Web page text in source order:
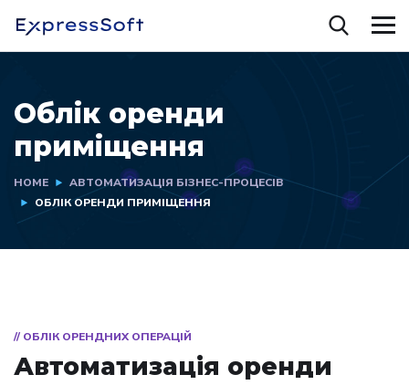
Облік оренди
приміщення
HOME
АВТОМАТИЗАЦІЯ БІЗНЕС-ПРОЦЕСІВ
ОБЛІК ОРЕНДИ ПРИМІЩЕННЯ
// ОБЛІК ОРЕНДНИХ ОПЕРАЦІЙ
Автоматизація оренди